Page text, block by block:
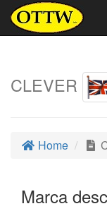
CLEVER
Home
Marca